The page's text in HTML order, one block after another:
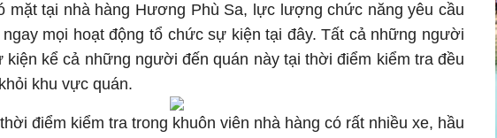
mặt tại nhà hàng Hương Phù Sa, lực lượng chức năng yêu cầu
mọi hoạt động tổ chức sự kiện tại đây. Tất cả những người
kiện kể cả những người đến quán này tại thời điểm kiểm tra đều
khu vực quán.
điểm kiểm tra trong khuôn viên nhà hàng có rất nhiều xe, hầu